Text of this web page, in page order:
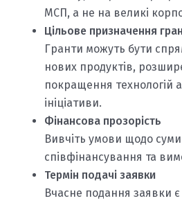
МСП, а не на великі
Цільове призначення
Гранти можуть бути
нових продуктів,
покращення технологій
ініціативи.
Фінансова прозорість
Вивчіть умови щодо суми
співфінансування та
Термін подачі заявки
Вчасне подання заявки